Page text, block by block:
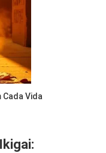
Cada Vida